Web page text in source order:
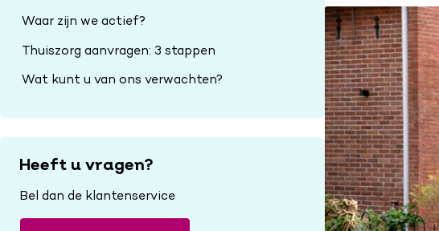
Waar zijn we actief?
Thuiszorg aanvragen: 3 stappen
Wat kunt u van ons verwachten?
Heeft u vragen?
Bel dan de klantenservice